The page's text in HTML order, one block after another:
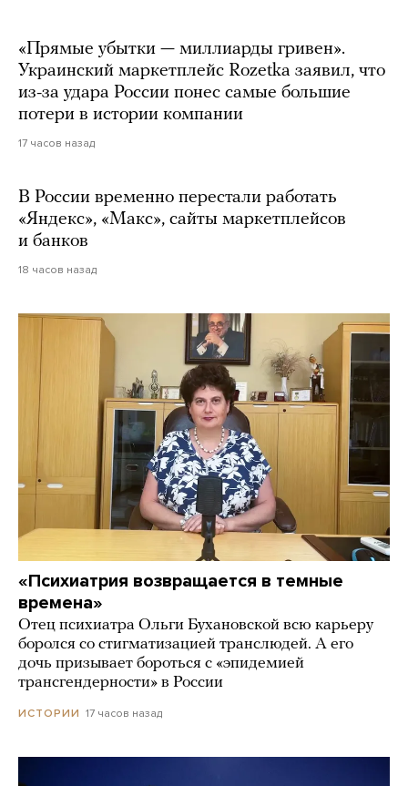
«Прямые убытки — миллиарды гривен».
Украинский маркетплейс Rozetka заявил, что
из-за удара России понес самые большие
потери в истории компании
17 часов назад
В России временно перестали работать
«Яндекс», «Макс», сайты маркетплейсов
и банков
18 часов назад
«Психиатрия возвращается в темные
времена»
Отец психиатра Ольги Бухановской всю карьеру
боролся со стигматизацией транслюдей. А его
дочь призывает бороться с «эпидемией
трансгендерности» в России
ИСТОРИИ 17 часов назад